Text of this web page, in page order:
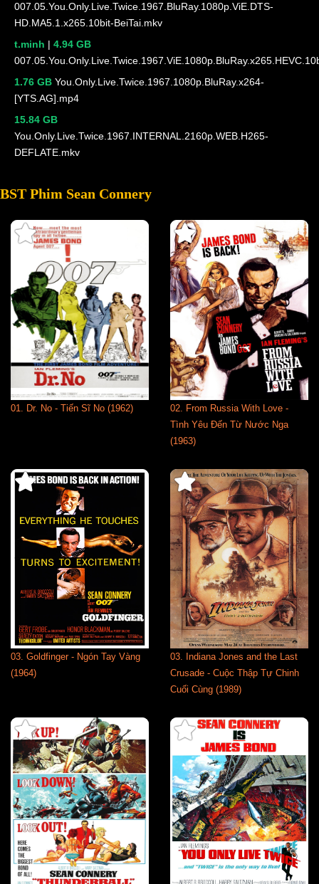
007.05.You.Only.Live.Twice.1967.BluRay.1080p.ViE.DTS-
HD.MA5.1.x265.10bit-BeiTai.mkv
t.minh | 4.94 GB
1.76 GBYou.Only.Live.Twice.1967.1080p.BluRay.x264-
[YTS.AG].mp4
15.84 GB
You.Only.Live.Twice.1967.INTERNAL.2160p.WEB.H265-
DEFLATE.mkv
BST Phim Sean Connery
01. Dr. No - Tiến Sĩ No (1962)
02. From Russia With Love -
Tình Yêu Đến Từ Nước Nga
(1963)
03. Goldfinger - Ngón Tay Vàng
(1964)
03. Indiana Jones and the Last
Crusade - Cuộc Thập Tự Chinh
Cuối Cùng (1989)